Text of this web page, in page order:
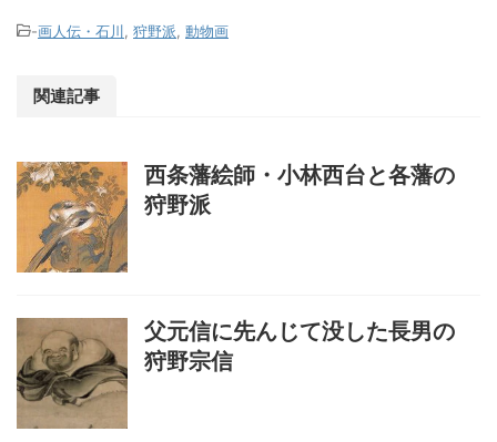
-画人伝・石川 狩野派 動物画
関連記事
西条藩絵師・小林西台と各藩の
狩野派
父元信に先んじて没した長男の
狩野宗信